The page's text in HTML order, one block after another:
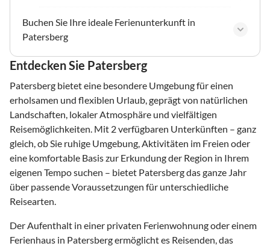
Buchen Sie Ihre ideale Ferienunterkunft in
Patersberg
Entdecken Sie Patersberg
Patersberg bietet eine besondere Umgebung für einen
erholsamen und flexiblen Urlaub, geprägt von natürlichen
Landschaften, lokaler Atmosphäre und vielfältigen
Reisemöglichkeiten. Mit 2 verfügbaren Unterkünften – ganz
gleich, ob Sie ruhige Umgebung, Aktivitäten im Freien oder
eine komfortable Basis zur Erkundung der Region in Ihrem
eigenen Tempo suchen – bietet Patersberg das ganze Jahr
über passende Voraussetzungen für unterschiedliche
Reisearten.
Der Aufenthalt in einer privaten Ferienwohnung oder einem
Ferienhaus in Patersberg ermöglicht es Reisenden, das